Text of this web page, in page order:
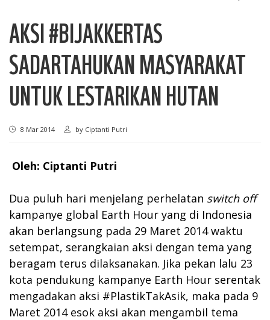
AKSI #BIJAKKERTAS
SADARTAHUKAN MASYARAKAT
UNTUK LESTARIKAN HUTAN
8 Mar 2014 by Ciptanti Putri
Oleh: Ciptanti Putri
Dua puluh hari menjelang perhelatan switch off
kampanye global Earth Hour yang di Indonesia
akan berlangsung pada 29 Maret 2014 waktu
setempat, serangkaian aksi dengan tema yang
beragam terus dilaksanakan. Jika pekan lalu 23
kota pendukung kampanye Earth Hour serentak
mengadakan aksi #PlastikTakAsik, maka pada 9
Maret 2014 esok aksi akan mengambil tema